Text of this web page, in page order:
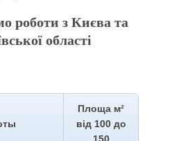
роботи з Києва та
області
Площа м²
від 100 до